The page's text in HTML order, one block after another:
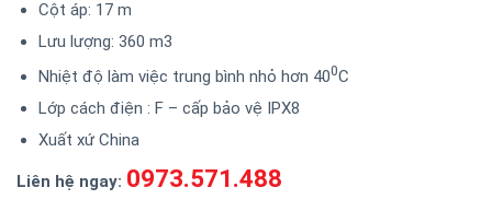
Cột áp: 17 m
Lưu lượng: 360 m3
Nhiệt độ làm việc trung bình nhỏ hơn 400C
Lớp cách điện : F – cấp bảo vệ IPX8
Xuất xứ China
Liên hệ ngay: 0973.571.488